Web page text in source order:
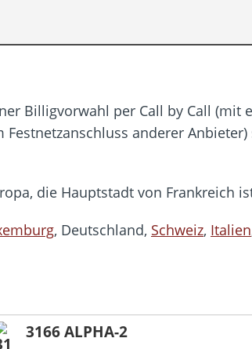
Billigvorwahl per Call by Call (mit
anderer
die Hauptstadt von Frankreich
, Deutschland, Schweiz, Italien
3166 ALPHA-2